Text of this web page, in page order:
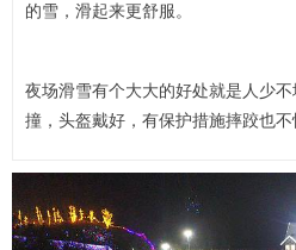
的雪，滑起来更舒服。
夜场滑雪有个大大的好处就是人少
撞，头盔戴好，有保护措施摔跤也不